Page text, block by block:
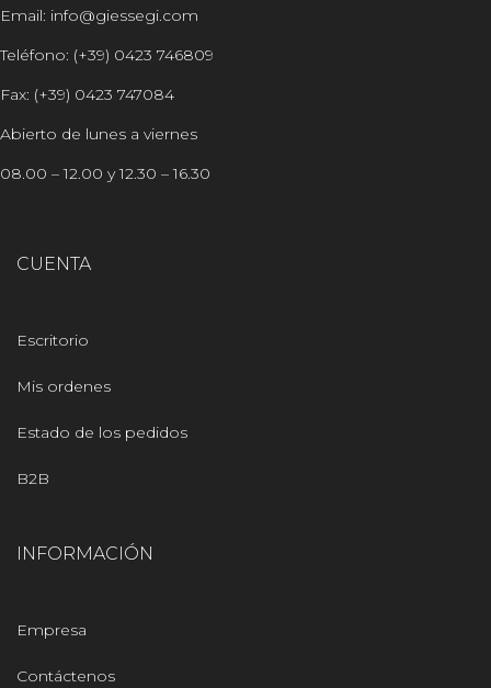
Email: info@giessegi.com
Teléfono: (+39) 0423 746809
Fax: (+39) 0423 747084
Abierto de lunes a viernes
08.00 – 12.00 y 12.30 – 16.30
CUENTA
Escritorio
Mis ordenes
Estado de los pedidos
B2B
INFORMACIÓN
Empresa
Contáctenos